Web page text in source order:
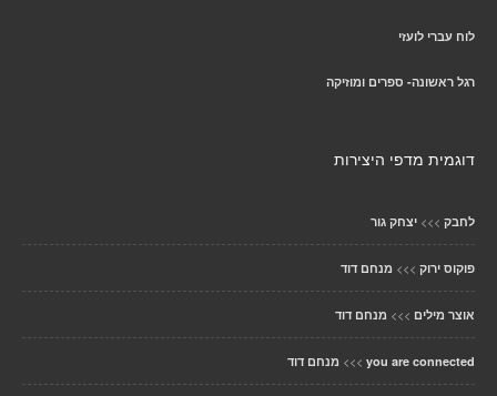
לוח עברי לועזי
רגל ראשונה- ספרים ומוזיקה
דוגמית מדפי היצירות
לחבק >>> יצחק גור
פוקוס ירוק >>> מנחם דוד
אוצר מילים >>> מנחם דוד
you are connected
>>> מנחם דוד